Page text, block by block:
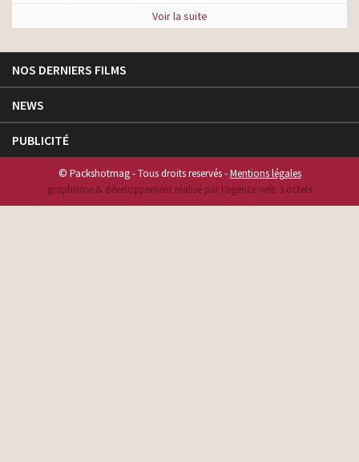
Voir la suite
NOS DERNIERS FILMS
NEWS
PUBLICITÉ
© Packshotmag - Tous droits reservés -Mentions légales
graphisme & développement réalisé par l‘agence web 3 octets